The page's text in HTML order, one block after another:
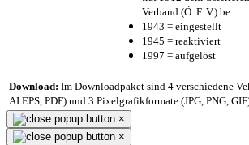
Verband (Ö. F. V.) be
1943 = eingestellt
1945 = reaktiviert
1997 = aufgelöst
Download: Im Downloadpaket sind 4 verschiedene
AI EPS, PDF) und 3 Pixelgrafikformate (JPG, PNG,
×
×